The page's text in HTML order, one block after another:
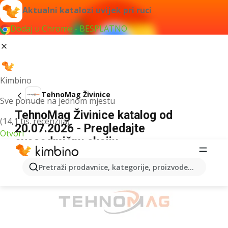
Aktualni katalozi uvijek pri ruci
Dodaj u Chrome - BESPLATNO
Kimbino
Sve ponude na jednom mjestu
(14,1 tis. recenzija)
Otvori
Pretraži prodavnice, kategorije, proizvode...
TehnoMag Živinice
TehnoMag Živinice katalog od
20.07.2026 - Pregledajte
ovosedmičnu akciju